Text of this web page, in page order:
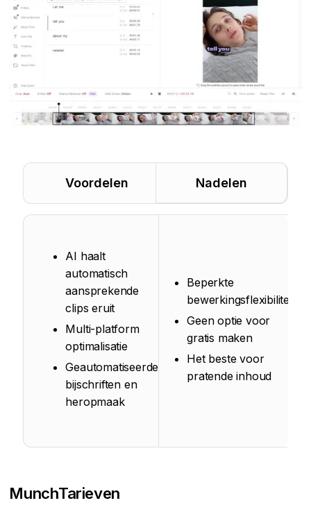
Voordelen Nadelen
AI haalt
automatisch
aansprekende
clips eruit
Multi-platform
optimalisatie
Geautomatiseerde
bijschriften en
heropmaak
Beperkte
bewerkingsflexibiliteit
Geen optie voor
gratis maken
Het beste voor
pratende inhoud
MunchTarieven